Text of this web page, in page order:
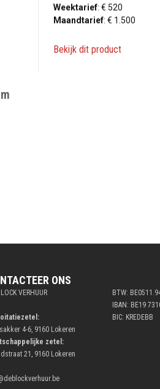
Weektarief: € 520
Maandtarief: € 1.500
Bekijk dit product
ONS
VERHUUR
4-6, 9160 Lokeren
zetel:
21, 9160 Lokeren
BTW:
IBAN: BE19
BIC: KREDEBB